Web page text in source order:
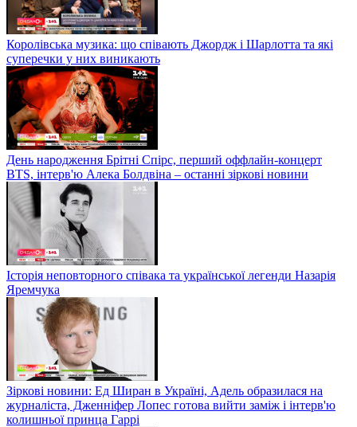
Королівська музика: що співають Джордж і Шарлотта та які
суперечки у них виникають
День народження Брітні Спірс, перший оффлайн-концерт
BTS, інтерв'ю Алека Болдвіна – останні зіркові новини
Історія неповторного співака та української легенди Назарія
Яремчука
Зіркові новини: Ед Ширан в Україні, Адель образилася на
журналіста, Дженніфер Лопес готова вийти заміж і інтерв'ю
колишньої принца Гаррі